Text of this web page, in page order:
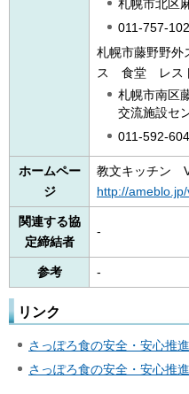
札幌市北区
011-757-
札幌市藤野野外
ス 食堂 レス
札幌市南区
交流施設セ
011-592-
ホームペー
ジ
教文キッチン
http://
関連する協
定締結者
-
参考 -
リンク
さっぽろ食の安全・安心推
さっぽろ食の安全・安心推